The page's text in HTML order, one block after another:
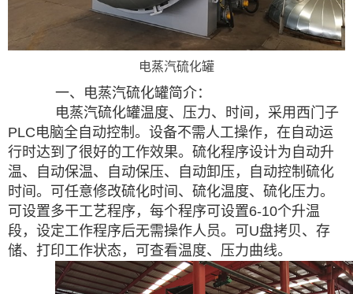
电蒸汽硫化罐
一、电蒸汽硫化罐简介：
电蒸汽硫化罐温度、压力、时间，采用西门子
PLC电脑全自动控制。设备不需人工操作，在自动运
行时达到了很好的工作效果。硫化程序设计为自动升
温、自动保温、自动保压、自动卸压，自动控制硫化
时间。可任意修改硫化时间、硫化温度、硫化压力。
可设置多干工艺程序，每个程序可设置6-10个升温
段，设定工作程序后无需操作人员。可 U盘拷贝、存
储、打印工作状态，可查看温度、压力曲线。